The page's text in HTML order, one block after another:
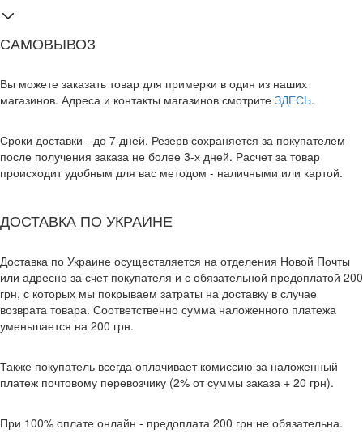
САМОВЫВОЗ
Вы можете заказать товар для примерки в один из наших
магазинов. Адреса и контакты магазинов смотрите ЗДЕСЬ.
Сроки доставки - до 7 дней. Резерв сохраняется за покупателем
после получения заказа не более 3-х дней. Расчет за товар
происходит удобным для вас методом - наличными или картой.
ДОСТАВКА ПО УКРАИНЕ
Доставка по Украине осуществляется на отделения Новой Почты
или адресно за счет покупателя и с обязательной предоплатой 200
грн, с которых мы покрываем затраты на доставку в случае
возврата товара. Соответственно сумма наложенного платежа
уменьшается на 200 грн.
Также покупатель всегда оплачивает комиссию за наложенный
платеж почтовому перевозчику (2% от суммы заказа + 20 грн).
При 100% оплате онлайн - предоплата 200 грн не обязательна.